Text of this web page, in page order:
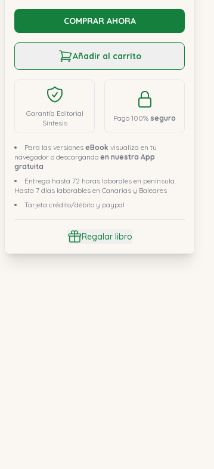
COMPRAR AHORA
Añadir al carrito
Garantía Editorial
Síntesis
Pago 100% seguro
Para las versiones eBook visualiza en tu
navegador o descargando en nuestra App
gratuita
Entrega hasta 72 horas laborales en península.
Hasta 7 días laborables en Canarias y Baleares
Tarjeta crédito/débito y paypal
Regalar libro